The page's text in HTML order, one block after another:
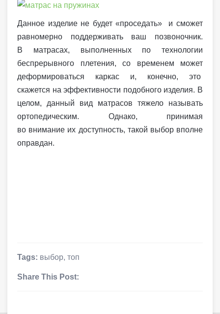
Данное изделие не будет «проседать» и сможет
равномерно поддерживать ваш позвоночник.
В матрасах, выполненных по технологии
беспрерывного плетения, со временем может
деформироваться каркас и, конечно, это
скажется на эффективности подобного изделия. В
целом, данный вид матрасов тяжело называть
ортопедическим. Однако, принимая
во внимание их доступность, такой выбор вполне
оправдан.
Tags: выбор, топ
Share This Post: